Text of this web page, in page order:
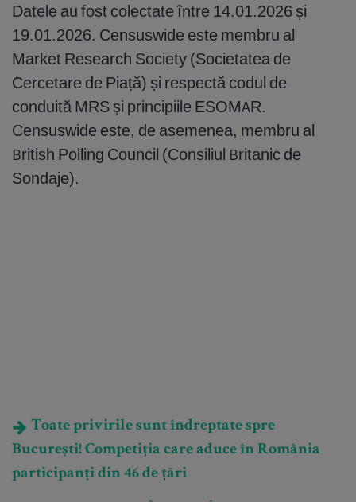
Datele au fost colectate între 14.01.2026 și
19.01.2026. Censuswide este membru al
Market Research Society (Societatea de
Cercetare de Piață) și respectă codul de
conduită MRS și principiile ESOMAR.
Censuswide este, de asemenea, membru al
British Polling Council (Consiliul Britanic de
Sondaje).
Toate privirile sunt îndreptate spre
București! Competiția care aduce în România
participanți din 46 de țări